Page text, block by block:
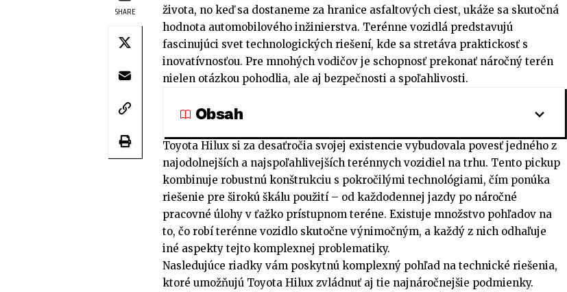
SHARE
života, no keď sa dostaneme za hranice asfaltových ciest, ukáže sa skutočná
hodnota automobilového inžinierstva. Terénne vozidlá predstavujú
fascinujúci svet technologických riešení, kde sa stretáva praktickosť s
inovatívnosťou. Pre mnohých vodičov je schopnosť prekonať náročný terén
nielen otázkou pohodlia, ale aj bezpečnosti a spoľahlivosti.
Obsah
Toyota Hilux si za desaťročia svojej existencie vybudovala povesť jedného z
najodolnejších a najspoľahlivejších terénnych vozidiel na trhu. Tento pickup
kombinuje robustnú konštrukciu s pokročilými technológiami, čím ponúka
riešenie pre širokú škálu použití – od každodennej jazdy po náročné
pracovné úlohy v ťažko prístupnom teréne. Existuje množstvo pohľadov na
to, čo robí terénne vozidlo skutočne výnimočným, a každý z nich odhaľuje
iné aspekty tejto komplexnej problematiky.
Nasledujúce riadky vám poskytnú komplexný pohľad na technické riešenia,
ktoré umožňujú Toyota Hilux zvládnuť aj tie najnáročnejšie podmienky.